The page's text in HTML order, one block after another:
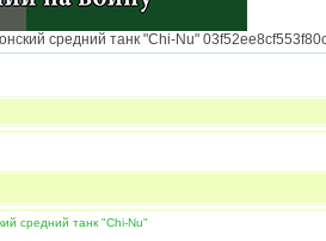
средний танк "Chi-Nu"
средний танк "Chi-Nu"